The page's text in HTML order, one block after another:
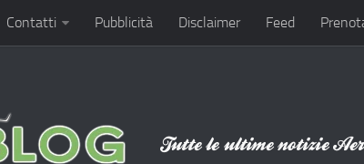
Contatti Pubblicità Disclaimer Feed